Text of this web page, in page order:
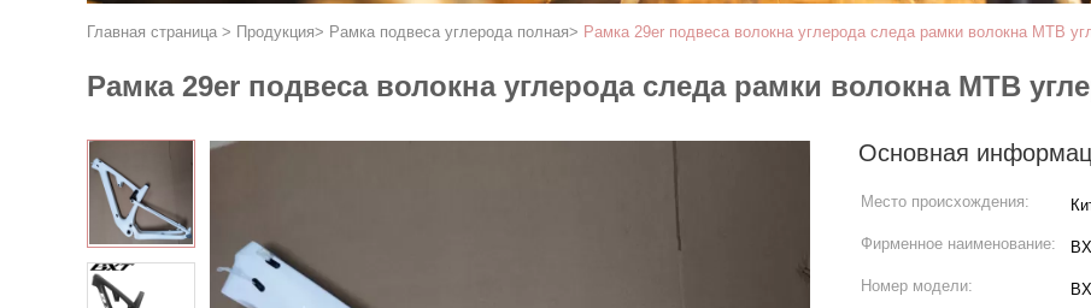
Главная страница > Продукция> Рамка подвеса углерода полная> Рамка 29er подвеса волокна углерода следа рамки волокна MTB
Рамка 29er подвеса волокна углерода следа рамки волокна MTB
Основная
Место происхождения:
Фирменное наименование:
Номер модели: